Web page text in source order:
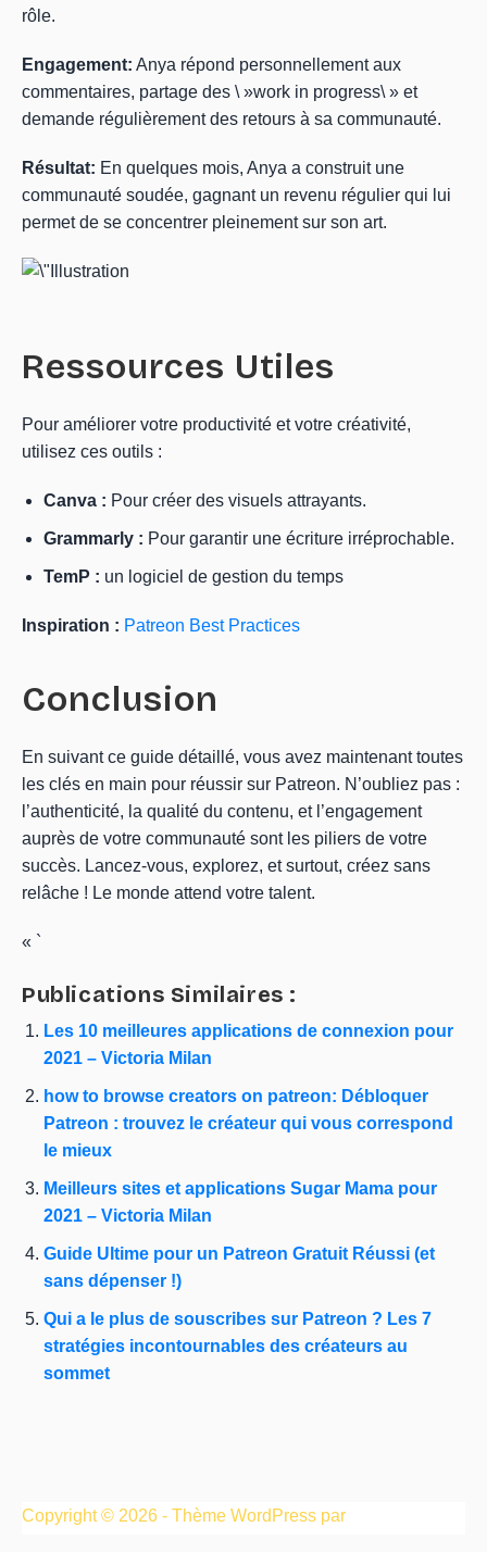
rôle.
Engagement: Anya répond personnellement aux
commentaires, partage des \ »work in progress\ » et
demande régulièrement des retours à sa communauté.
Résultat: En quelques mois, Anya a construit une
communauté soudée, gagnant un revenu régulier qui lui
permet de se concentrer pleinement sur son art.
Ressources Utiles
Pour améliorer votre productivité et votre créativité,
utilisez ces outils :
Canva : Pour créer des visuels attrayants.
Grammarly : Pour garantir une écriture irréprochable.
TemP : un logiciel de gestion du temps
Inspiration : Patreon Best Practices
Conclusion
En suivant ce guide détaillé, vous avez maintenant toutes
les clés en main pour réussir sur Patreon. N’oubliez pas :
l’authenticité, la qualité du contenu, et l’engagement
auprès de votre communauté sont les piliers de votre
succès. Lancez-vous, explorez, et surtout, créez sans
relâche ! Le monde attend votre talent.
« `
Publications Similaires :
Les 10 meilleures applications de connexion pour
2021 – Victoria Milan
how to browse creators on patreon: Débloquer
Patreon : trouvez le créateur qui vous correspond
le mieux
Meilleurs sites et applications Sugar Mama pour
2021 – Victoria Milan
Guide Ultime pour un Patreon Gratuit Réussi (et
sans dépenser !)
Qui a le plus de souscribes sur Patreon ? Les 7
stratégies incontournables des créateurs au
sommet
Copyright © 2026 - Thème WordPress par